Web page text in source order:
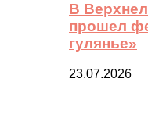
В
прошел
гулянье»
23.07.2026